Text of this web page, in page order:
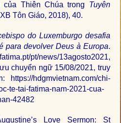
của Thiên Chúa trong Tuyên
Tôn Giáo, 2018), 40.
do Luxemburgo desafia
para devolver Deus à Europa.
pt/news/13agosto2021,
chuyển ngữ 15/08/2021, truy
https://hdgmvietnam.com/chi-
te-tai-fatima-nam-2021-cua-
42482
Love Sermon: St